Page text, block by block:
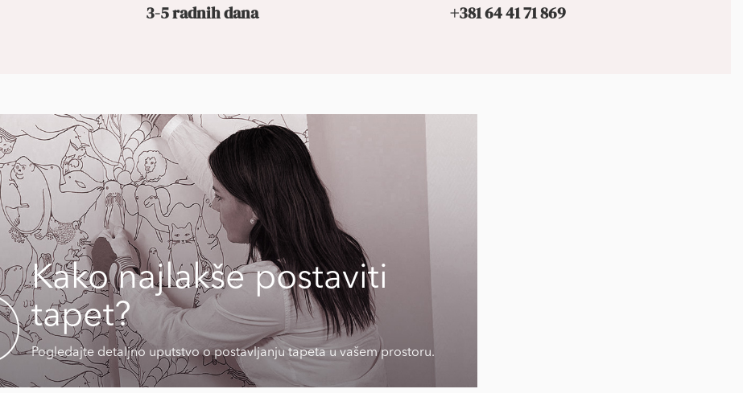
3-5 radnih dana +381 64 41 71 869
Kako najlakše postaviti
tapet?
Pogledajte detaljno uputstvo o postavljanju tapeta u vašem prostoru.